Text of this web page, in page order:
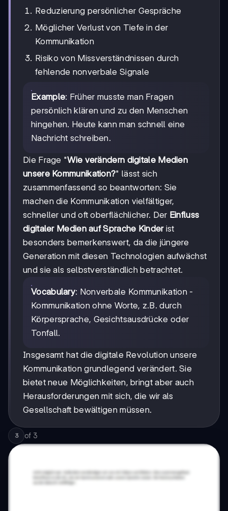
Reduzierung persönlicher Gespräche
Möglicher Verlust von Tiefe in der
Kommunikation
Risiko von Missverständnissen durch
fehlende nonverbale Signale
Example: Früher musste man Fragen
persönlich klären und zu den Menschen
hingehen. Heute kann man schnell eine
Nachricht schreiben.
Die Frage "Wie verändern digitale Medien
unsere Kommunikation?" lässt sich
zusammenfassend so beantworten: Sie
machen die Kommunikation vielfältiger,
schneller und oft oberflächlicher. Der Einfluss
digitaler Medien auf Sprache Kinderist
besonders bemerkenswert, da die jüngere
Generation mit diesen Technologien aufwächst
und sie als selbstverständlich betrachtet.
Vocabulary: Nonverbale Kommunikation -
Kommunikation ohne Worte, z.B. durch
Körpersprache, Gesichtsausdrücke oder
Tonfall.
Insgesamt hat die digitale Revolution unsere
Kommunikation grundlegend verändert. Sie
bietet neue Möglichkeiten, bringt aber auch
Herausforderungen mit sich, die wir als
Gesellschaft bewältigen müssen.
3 of 3